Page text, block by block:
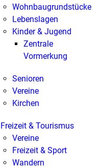
Wohnbaugrundstücke
Lebenslagen
Kinder & Jugend
Zentrale
Vormerkung
Senioren
Vereine
Kirchen
Freizeit & Tourismus
Vereine
Freizeit & Sport
Wandern